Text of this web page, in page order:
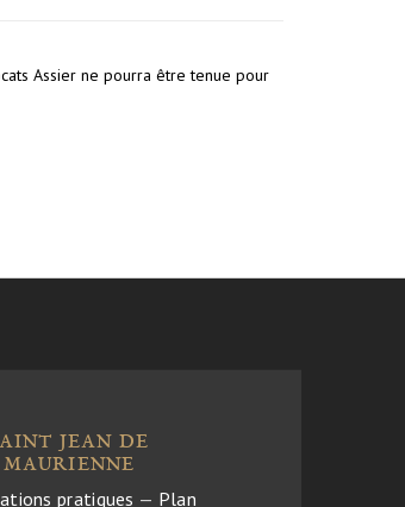
Assier ne pourra être tenue pour
JEAN DE
MAURIENNE
pratiques — Plan